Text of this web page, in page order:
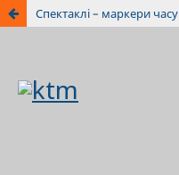
Спектаклі – маркери часу